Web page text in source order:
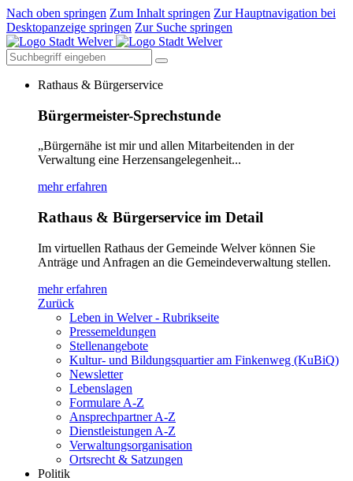
Nach oben springen Zum Inhalt springen Zur Hauptnavigation bei
Desktopanzeige springen Zur Suche springen
Rathaus & Bürgerservice
Bürgermeister-Sprechstunde
„Bürgernähe ist mir und allen Mitarbeitenden in der
Verwaltung eine Herzensangelegenheit...
mehr erfahren
Rathaus & Bürgerservice im Detail
Im virtuellen Rathaus der Gemeinde Welver können Sie
Anträge und Anfragen an die Gemeindeverwaltung stellen.
mehr erfahren
Zurück
Leben in Welver - Rubrikseite
Pressemeldungen
Stellenangebote
Kultur- und Bildungsquartier am Finkenweg (KuBiQ)
Newsletter
Lebenslagen
Formulare A-Z
Ansprechpartner A-Z
Dienstleistungen A-Z
Verwaltungsorganisation
Ortsrecht & Satzungen
Politik